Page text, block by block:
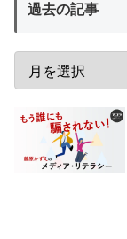
過去の記事